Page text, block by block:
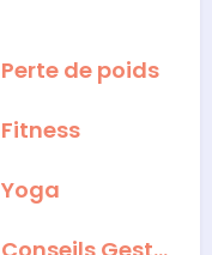
Perte de poids
Fitness
Yoga